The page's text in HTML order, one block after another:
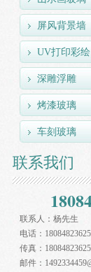
屏风背景墙
UV打印彩绘
深雕浮雕
烤漆玻璃
车刻玻璃
联系我们
联系人： 杨先生
电话： 18084823625
传真： 18084823625
邮件：